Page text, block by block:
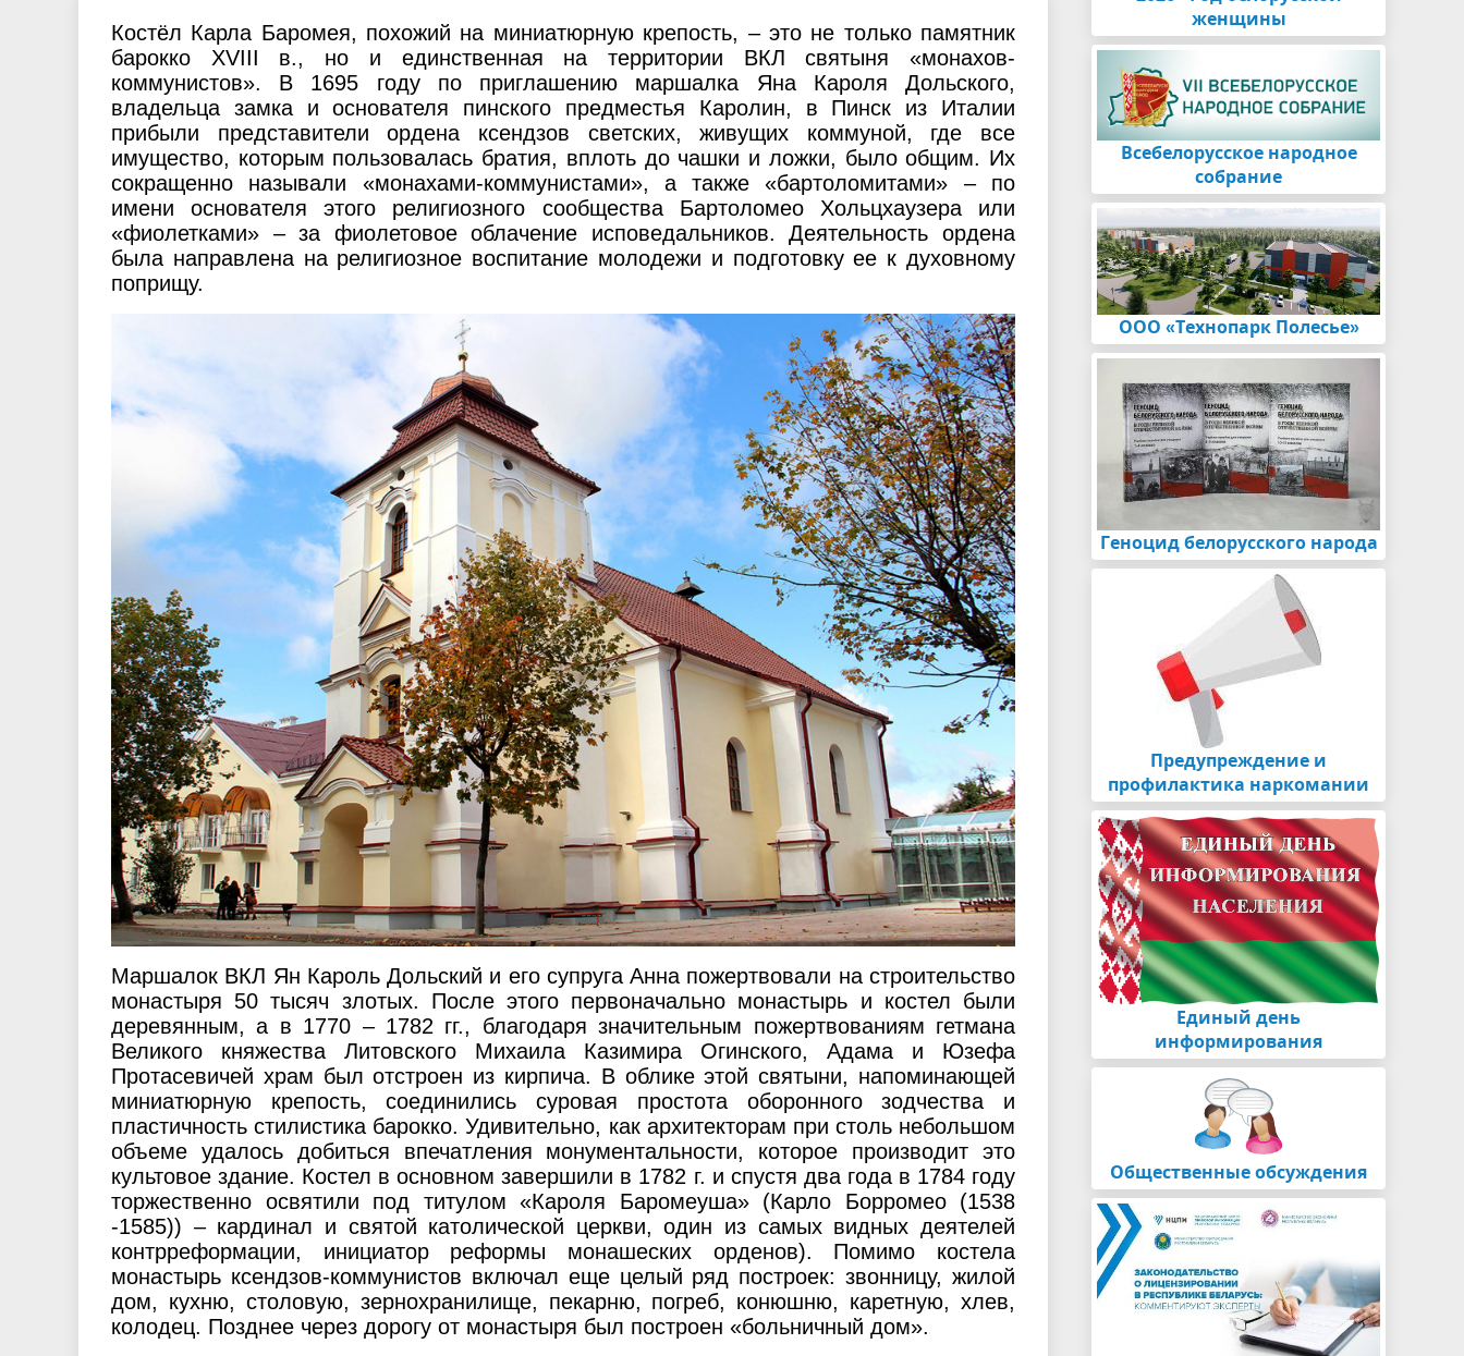
Социальные стандарты по
обслуживанию населения города
Пинска
Об использовании воздушного
пространства
Пинска
города
Костёл Карла Баромея, похожий на миниатюрную крепость, – это не только памятник
барокко XVIII в., но и единственная на территории ВКЛ святыня «монахов-
коммунистов». В 1695 году по приглашению маршалка Яна Кароля Дольского,
владельца замка и основателя пинского предместья Каролин, в Пинск из Италии
прибыли представители ордена ксендзов светских, живущих коммуной, где все
имущество, которым пользовалась братия, вплоть до чашки и ложки, было общим. Их
сокращенно называли «монахами-коммунистами», а также «бартоломитами» – по
имени основателя этого религиозного сообщества Бартоломео Хольцхаузера или
«фиолетками» – за фиолетовое облачение исповедальников. Деятельность ордена
была направлена на религиозное воспитание молодежи и подготовку ее к духовному
поприщу.
Маршалок ВКЛ Ян Кароль Дольский и его супруга Анна пожертвовали на строительство
монастыря 50 тысяч злотых. После этого первоначально монастырь и костел были
деревянным, а в 1770 – 1782 гг., благодаря значительным пожертвованиям гетмана
Великого княжества Литовского Михаила Казимира Огинского, Адама и Юзефа
Протасевичей храм был отстроен из кирпича. В облике этой святыни, напоминающей
миниатюрную крепость, соединились суровая простота оборонного зодчества и
пластичность стилистика барокко. Удивительно, как архитекторам при столь небольшом
объеме удалось добиться впечатления монументальности, которое производит это
культовое здание. Костел в основном завершили в 1782 г. и спустя два года в 1784 году
торжественно освятили под титулом «Кароля Баромеуша» (Карло Борромео (1538
-1585)) – кардинал и святой католической церкви, один из самых видных деятелей
контрреформации, инициатор реформы монашеских орденов). Помимо костела
монастырь ксендзов-коммунистов включал еще целый ряд построек: звонницу, жилой
дом, кухню, столовую, зернохранилище, пекарню, погреб, конюшню, каретную, хлев,
колодец. Позднее через дорогу от монастыря был построен «больничный дом».
женщины
Всебелорусское народное
собрание
ООО «Технопарк Полесье»
Геноцид белорусского народа
Предупреждение и
профилактика наркомании
Единый день
информирования
Общественные обсуждения